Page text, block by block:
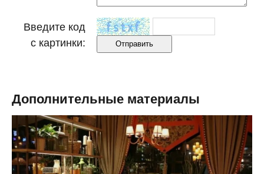
Введите код
с картинки:
Дополнительные материалы